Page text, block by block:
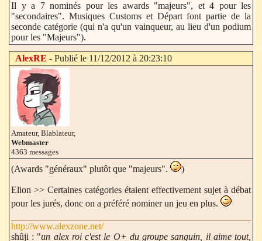
Il y a 7 nominés pour les awards "majeurs", et 4 pour les
"secondaires". Musiques Customs et Départ font partie de la
seconde catégorie (qui n'a qu'un vainqueur, au lieu d'un podium
pour les "Majeurs").
AlexRE - Publié le 11/12/2012 à 20:23:10
Amateur, Blablateur,
Webmaster
4363 messages
(Awards "généraux" plutôt que "majeurs". )
Elion >> Certaines catégories étaient effectivement sujet à débat
pour les jurés, donc on a préféré nominer un jeu en plus.
http://www.alexzone.net/
shûji : "un alex roi c'est le O+ du groupe sanguin, il aime tout,